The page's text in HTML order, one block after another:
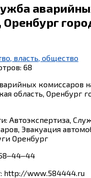
власть, общество
68
комиссаров
область, Оренбург
Автоэкспертиза,
Эвакуация
Оренбург
http://www.584444.ru